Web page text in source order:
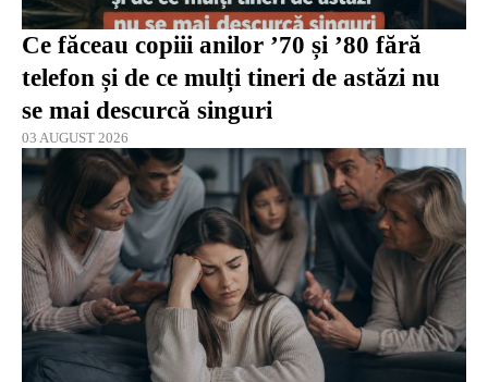
Ce făceau copiii anilor ’70 și ’80 fără
telefon și de ce mulți tineri de astăzi nu
se mai descurcă singuri
03 AUGUST 2026